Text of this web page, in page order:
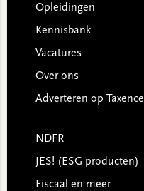
Opleidingen
Kennisbank
Vacatures
Over ons
Adverteren op Taxence
NDFR
JES! (ESG producten)
Fiscaal en meer